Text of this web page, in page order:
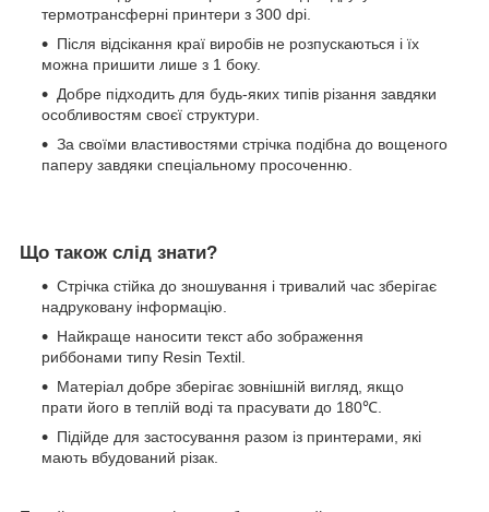
термотрансферні принтери з 300 dpi.
Після відсікання краї виробів не розпускаються і їх
можна пришити лише з 1 боку.
Добре підходить для будь-яких типів різання завдяки
особливостям своєї структури.
За своїми властивостями стрічка подібна до вощеного
паперу завдяки спеціальному просоченню.
Що також слід знати?
Стрічка стійка до зношування і тривалий час зберігає
надруковану інформацію.
Найкраще наносити текст або зображення
риббонами типу Resin Textil.
Матеріал добре зберігає зовнішній вигляд, якщо
прати його в теплій воді та прасувати до 180℃.
Підійде для застосування разом із принтерами, які
мають вбудований різак.